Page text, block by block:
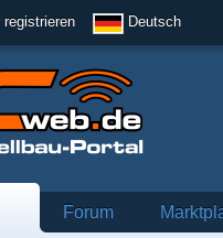
registrieren Deutsch
Forum